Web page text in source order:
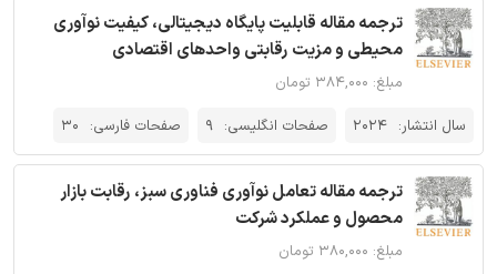
ترجمه مقاله قابلیت پایگاه دیجیتالی، کیفیت نوآوری
محیطی و مزیت رقابتی واحدهای اقتصادی
مبلغ: ۳۸۴,۰۰۰ تومان
سال انتشار: 2024 صفحات انگلیسی: 9 صفحات فارسی: 30
ترجمه مقاله تعامل نوآوری فناوری سبز، رقابت بازار
محصول و عملکرد شرکت
مبلغ: ۳۸۰,۰۰۰ تومان